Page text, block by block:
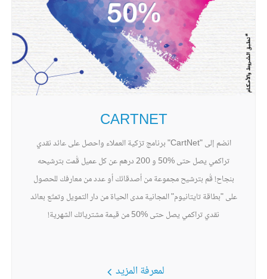
CARTNET
انضم إلى "CartNet" برنامج تزكية العملاء واحصل على عائد نقدي
تراكمي يصل حتى %50 و 200 درهم عن كل عميل قُمت بترشيحه
بنجاح! قُم بترشيح مجموعة من أصدقائك أو عدد من معارفك للحصول
على "بطاقة تايتانيوم" المجانية مدى الحياة من دار التمويل وتمتّع بعائد
نقدي تراكمي يصل حتى %50 من قيمة مشترياتك الشهرية!
لمعرفة المزيد